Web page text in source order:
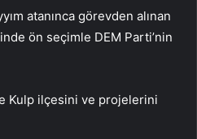
atanınca görevden alınan
ön seçimle DEM Parti’nin
Kulp ilçesini ve projelerini